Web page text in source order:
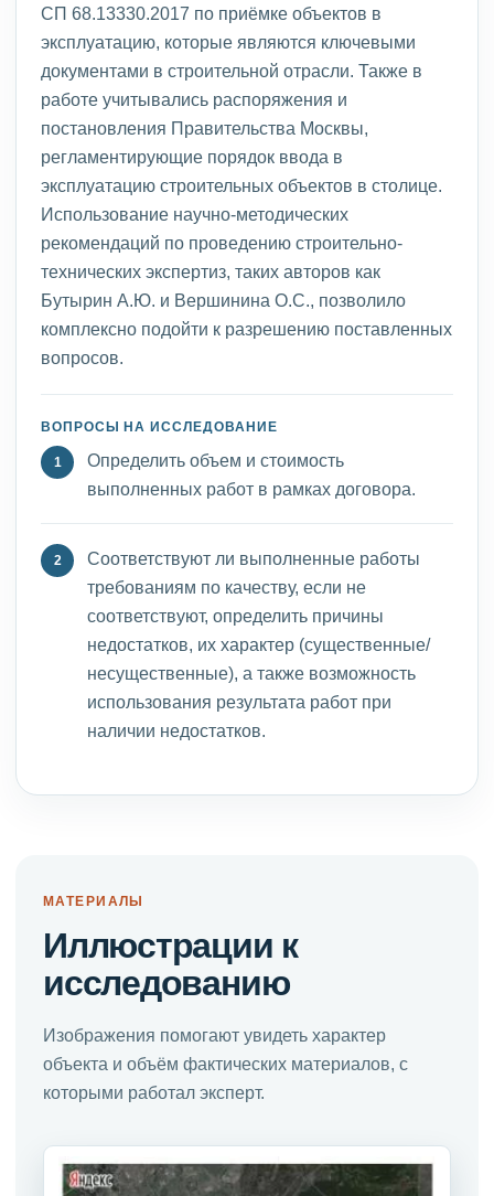
СП 68.13330.2017 по приёмке объектов в
эксплуатацию, которые являются ключевыми
документами в строительной отрасли. Также в
работе учитывались распоряжения и
постановления Правительства Москвы,
регламентирующие порядок ввода в
эксплуатацию строительных объектов в столице.
Использование научно-методических
рекомендаций по проведению строительно-
технических экспертиз, таких авторов как
Бутырин А.Ю. и Вершинина О.С., позволило
комплексно подойти к разрешению поставленных
вопросов.
ВОПРОСЫ НА ИССЛЕДОВАНИЕ
Определить объем и стоимость
выполненных работ в рамках договора.
Соответствуют ли выполненные работы
требованиям по качеству, если не
соответствуют, определить причины
недостатков, их характер (существенные/
несущественные), а также возможность
использования результата работ при
наличии недостатков.
МАТЕРИАЛЫ
Иллюстрации к
исследованию
Изображения помогают увидеть характер
объекта и объём фактических материалов, с
которыми работал эксперт.